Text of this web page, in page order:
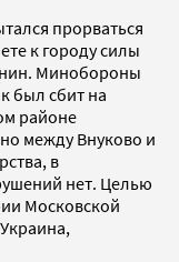
прорваться
к городу силы
Минобороны
был сбит на
районе
между Внуково и
в
нет. Целью
Московской